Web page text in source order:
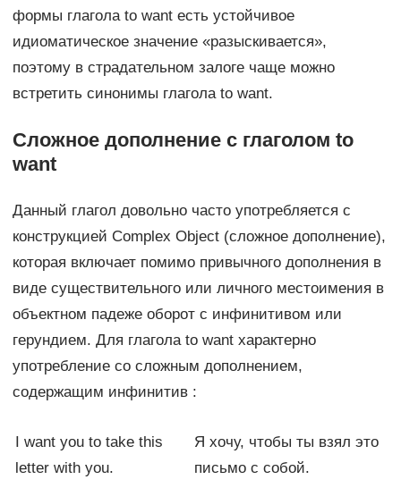
формы глагола to want есть устойчивое
идиоматическое значение «разыскивается»,
поэтому в страдательном залоге чаще можно
встретить синонимы глагола to want.
Сложное дополнение с глаголом to
want
Данный глагол довольно часто употребляется с
конструкцией Complex Object (сложное дополнение),
которая включает помимо привычного дополнения в
виде существительного или личного местоимения в
объектном падеже оборот с инфинитивом или
герундием. Для глагола to want характерно
употребление со сложным дополнением,
содержащим инфинитив :
I want you to take this
letter with you.
Я хочу, чтобы ты взял это
письмо с собой.